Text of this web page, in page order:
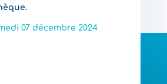
07 décembre 2024